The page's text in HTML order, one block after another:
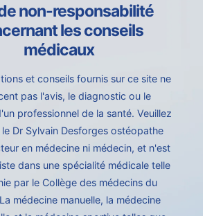
non-responsabilité
les conseils
médicaux
et conseils fournis sur ce site ne
pas l'avis, le diagnostic ou le
professionnel de la santé. Veuillez
Dr Sylvain Desforges ostéopathe
en médecine ni médecin, et n'est
dans une spécialité médicale telle
par le Collège des médecins du
médecine manuelle, la médecine